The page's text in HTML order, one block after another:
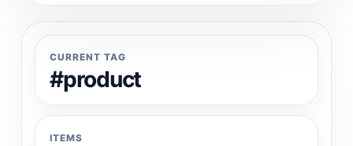
CURRENT TAG
#product
ITEMS